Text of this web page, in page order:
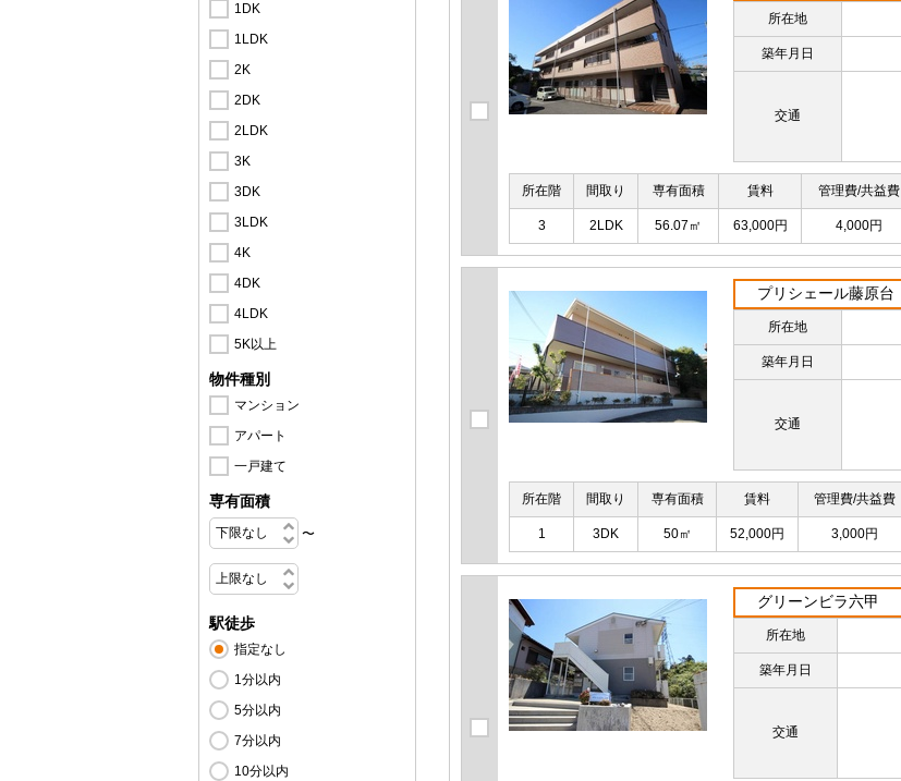
所在地
築年月日
交通
所在階 間取り 専有面積 賃料 管理費/共益費
3 2LDK 56.07㎡ 63,000円 4,000円
プリシェール藤原台
所在地
築年月日
交通
所在階 間取り 専有面積 賃料 管理費/共益費
1 3DK 50㎡ 52,000円 3,000円
グリーンビラ六甲
所在地
築年月日
交通
1DK
1LDK
2K
2DK
2LDK
3K
3DK
3LDK
4K
4DK
4LDK
5K以上
物件種別
マンション
アパート
一戸建て
専有面積
〜
駅徒歩
指定なし
1分以内
5分以内
7分以内
10分以内